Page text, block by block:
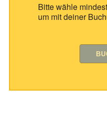
Bitte wähle
um mit deiner